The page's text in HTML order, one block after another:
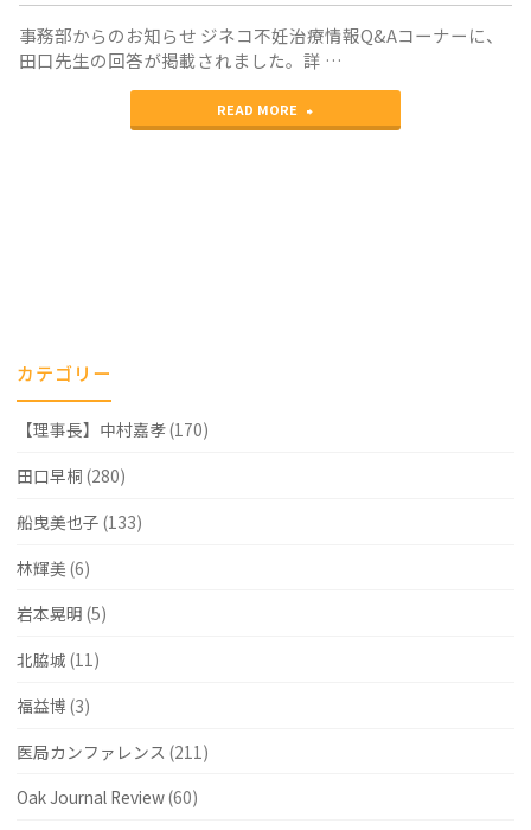
コ
ー
ナ
ー
事務部からのお知らせ ジネコ不妊治療情報Q&Aコーナーに、
田口先生の回答が掲載されました。詳 …
READ MORE
"ジ
カテゴリー
【理事長】中村嘉孝(170)
田口早桐 (280)
船曳美也子 (133)
林輝美 (6)
岩本晃明 (5)
北脇城 (11)
福益博 (3)
医局カンファレンス (211)
Oak Journal Review(60)